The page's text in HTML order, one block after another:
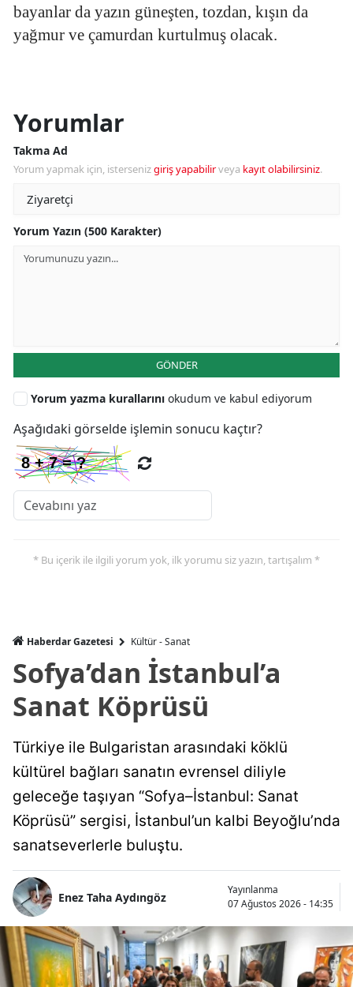
bayanlar da yazın güneşten, tozdan, kışın da
yağmur ve çamurdan kurtulmuş olacak.
Yorumlar
Takma Ad
Yorum yapmak için, istersenizgiriş yapabilirveya kayıt olabilirsiniz.
Yorum Yazın (500 Karakter)
GÖNDER
Yorum yazma kurallarını okudum ve kabul ediyorum
Aşağıdaki görselde işlemin sonucu kaçtır?
* Bu içerik ile ilgili yorum yok, ilk yorumu siz yazın, tartışalım *
Haberdar Gazetesi Kültür - Sanat
Sofya’dan İstanbul’a
Sanat Köprüsü
Türkiye ile Bulgaristan arasındaki köklü
kültürel bağları sanatın evrensel diliyle
geleceğe taşıyan “Sofya–İstanbul: Sanat
Köprüsü” sergisi, İstanbul’un kalbi Beyoğlu’nda
sanatseverlerle buluştu.
Enez Taha Aydıngöz
Yayınlanma
07 Ağustos 2026 - 14:35